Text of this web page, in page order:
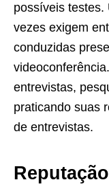
possíveis testes.
vezes exigem
conduzidas
entrevistas,
praticando suas
de entrevistas.